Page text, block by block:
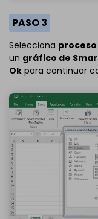
PASO 3
Selecciona proceso
un gráfico de
Ok para continuar